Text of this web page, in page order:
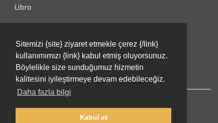
Sitemizi {site} ziyaret etmekle çerez {/link}
kullanımımızı {link} kabul etmiş oluyorsunuz.
Böylelikle size sunduğumuz hizmetin
kalitesini iyileştirmeye devam edebileceğiz.
Daha fazla bilgi
Kabul et
Libro
Kullanım Koşulları
Bize ulaşın